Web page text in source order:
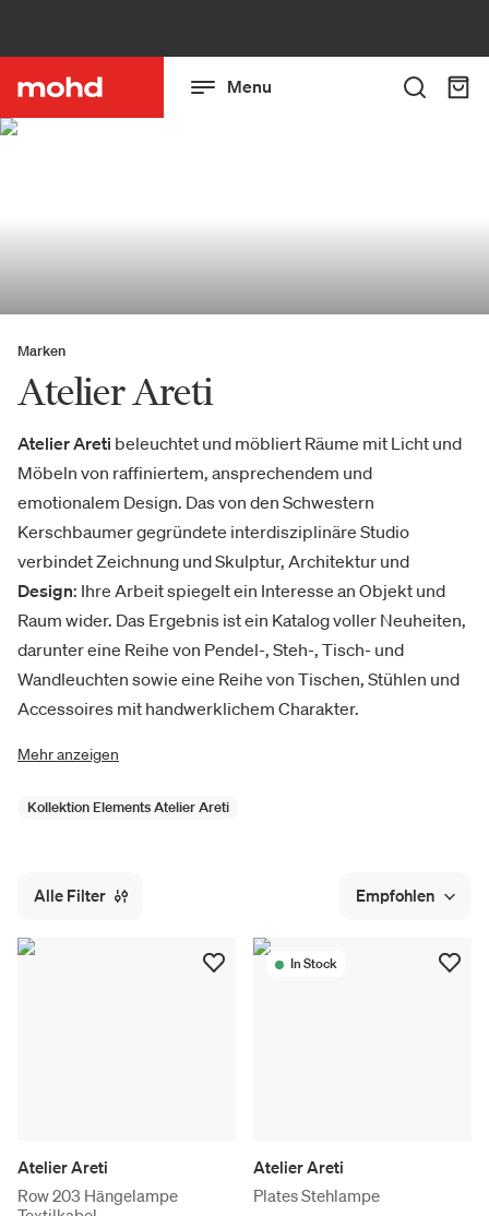
Menu
Marken
Atelier Areti
Atelier Areti beleuchtet und möbliert Räume mit Licht und
Möbeln von raffiniertem, ansprechendem und
emotionalem Design. Das von den Schwestern
Kerschbaumer gegründete interdisziplinäre Studio
verbindet Zeichnung und Skulptur, Architektur und
Design: Ihre Arbeit spiegelt ein Interesse an Objekt und
Raum wider. Das Ergebnis ist ein Katalog voller Neuheiten,
darunter eine Reihe von Pendel-, Steh-, Tisch- und
Wandleuchten sowie eine Reihe von Tischen, Stühlen und
Accessoires mit handwerklichem Charakter.
Mehr anzeigen
Kollektion Elements Atelier Areti
Alle Filter Empfohlen
Atelier Areti
Row 203 Hängelampe
In Stock
Atelier Areti
Plates Stehlampe